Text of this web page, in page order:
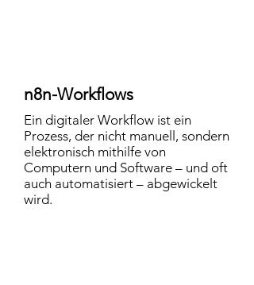
n8n-Workflows
Ein digitaler Workflow ist ein
Prozess, der nicht manuell, sondern
elektronisch mithilfe von
Computern und Software – und oft
auch automatisiert – abgewickelt
wird.